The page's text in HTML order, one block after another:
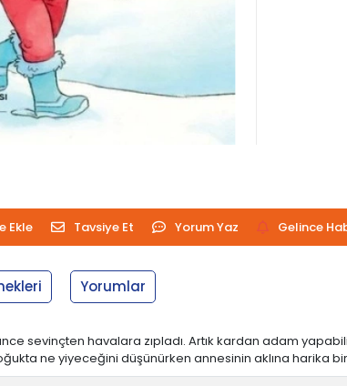
Ekle Tavsiye Et Yorum Yaz Gelince
Yorumlar
sevinçten havalara zıpladı. Artık kardan adam
ne yiyeceğini düşünürken annesinin aklına harika